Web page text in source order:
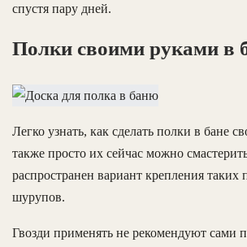
спустя пару дней.
Полки своими руками в
Легко узнать, как сделать полки в бане
также просто их сейчас можно
распространен вариант крепления
шурупов.
Гвозди применять не рекомендуют сами